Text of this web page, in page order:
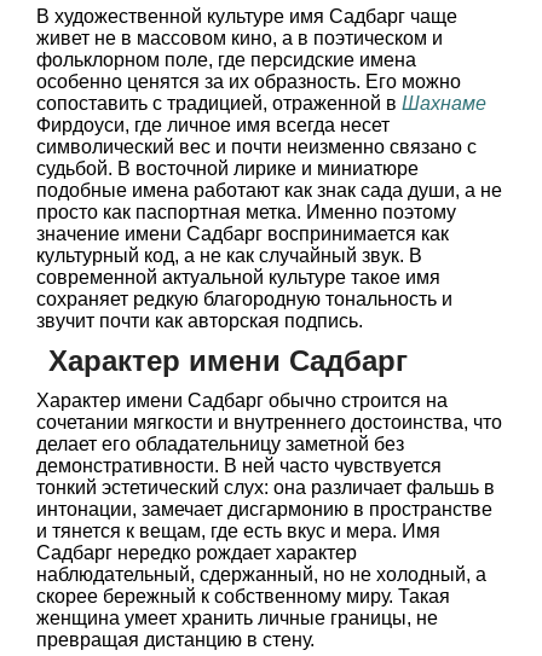
В художественной культуре имя Садбарг чаще
живет не в массовом кино, а в поэтическом и
фольклорном поле, где персидские имена
особенно ценятся за их образность. Его можно
сопоставить с традицией, отраженной в Шахнаме
Фирдоуси, где личное имя всегда несет
символический вес и почти неизменно связано с
судьбой. В восточной лирике и миниатюре
подобные имена работают как знак сада души, а не
просто как паспортная метка. Именно поэтому
значение имени Садбарг воспринимается как
культурный код, а не как случайный звук. В
современной актуальной культуре такое имя
сохраняет редкую благородную тональность и
звучит почти как авторская подпись.
Характер имени Садбарг
Характер имени Садбарг обычно строится на
сочетании мягкости и внутреннего достоинства, что
делает его обладательницу заметной без
демонстративности. В ней часто чувствуется
тонкий эстетический слух: она различает фальшь в
интонации, замечает дисгармонию в пространстве
и тянется к вещам, где есть вкус и мера. Имя
Садбарг нередко рождает характер
наблюдательный, сдержанный, но не холодный, а
скорее бережный к собственному миру. Такая
женщина умеет хранить личные границы, не
превращая дистанцию в стену.